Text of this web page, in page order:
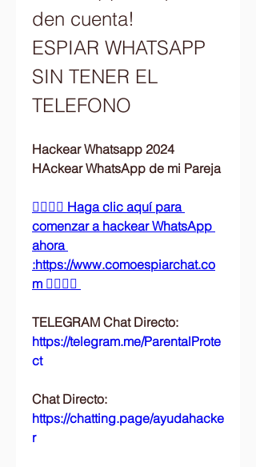
den cuenta!
ESPIAR WHATSAPP
SIN TENER EL
TELEFONO
Hackear Whatsapp 2024
HAckear WhatsApp de mi Pareja
👉🏻👉🏻 Haga clic aquí para
comenzar a hackear WhatsApp
ahora
:https://www.comoespiarchat.co
m 👈🏻👈🏻
TELEGRAM Chat Directo:
https://telegram.me/ParentalProte
ct
Chat Directo:
https://chatting.page/ayudahacke
r